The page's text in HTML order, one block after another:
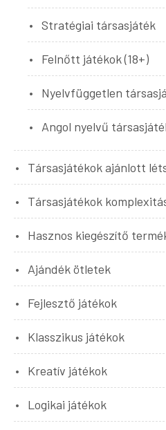
Stratégiai társasjáték
Felnőtt játékok (18+)
Nyelvfüggetlen
Angol nyelvű
Társasjátékok ajánlott
Társasjátékok
Hasznos kiegészítő
Ajándék ötletek
Fejlesztő játékok
Klasszikus játékok
Kreatív játékok
Logikai játékok